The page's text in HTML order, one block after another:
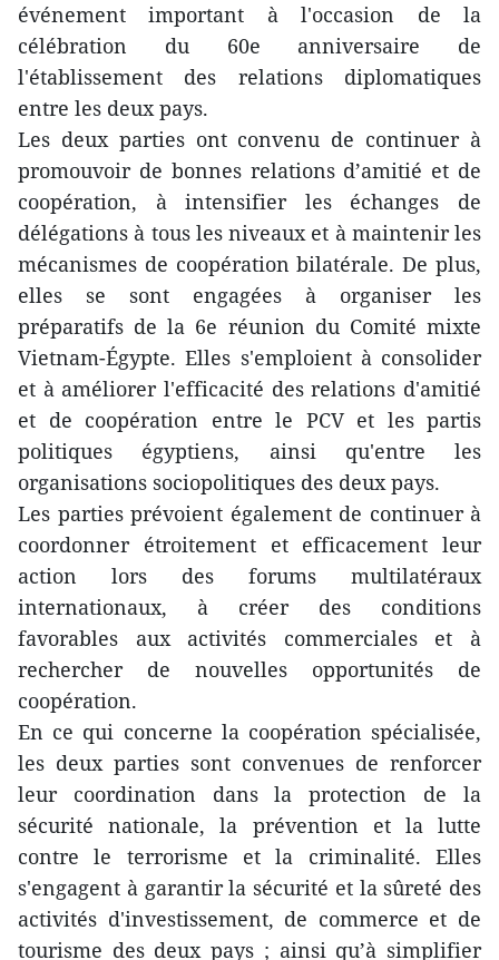
événement important à l'occasion de la
célébration du 60e anniversaire de
l'établissement des relations diplomatiques
entre les deux pays.
Les deux parties ont convenu de continuer à
promouvoir de bonnes relations d’amitié et de
coopération, à intensifier les échanges de
délégations à tous les niveaux et à maintenir les
mécanismes de coopération bilatérale. De plus,
elles se sont engagées à organiser les
préparatifs de la 6e réunion du Comité mixte
Vietnam-Égypte. Elles s'emploient à consolider
et à améliorer l'efficacité des relations d'amitié
et de coopération entre le PCV et les partis
politiques égyptiens, ainsi qu'entre les
organisations sociopolitiques des deux pays.
Les parties prévoient également de continuer à
coordonner étroitement et efficacement leur
action lors des forums multilatéraux
internationaux, à créer des conditions
favorables aux activités commerciales et à
rechercher de nouvelles opportunités de
coopération.
En ce qui concerne la coopération spécialisée,
les deux parties sont convenues de renforcer
leur coordination dans la protection de la
sécurité nationale, la prévention et la lutte
contre le terrorisme et la criminalité. Elles
s'engagent à garantir la sécurité et la sûreté des
activités d'investissement, de commerce et de
tourisme des deux pays ; ainsi qu’à simplifier